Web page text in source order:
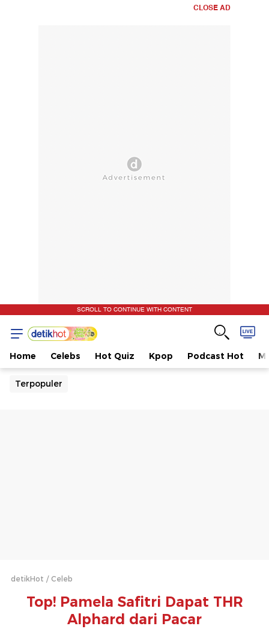
CLOSE AD
SCROLL TO CONTINUE WITH CONTENT
Home Celebs Hot Quiz Kpop Podcast Hot
Terpopuler
detikHot Celeb
Top! Pamela Safitri Dapat THR
Alphard dari Pacar